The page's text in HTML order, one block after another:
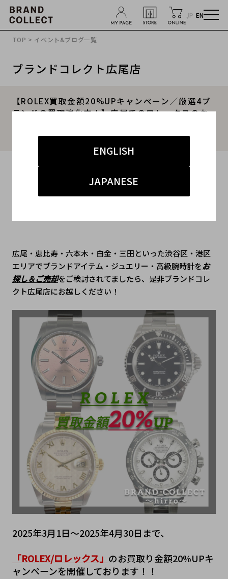
JP EN
ENGLISH
JAPANESE
TOP > イベント&ブログ一覧
ブランドコレクト広尾店
【ROLEX買取金額20%UPキャンペーン／厳選4ブ
ランドの買取強化中！】広尾でのロレックスのお
新入荷情報をお届けいたします！
2025.03.11
#ロレックス #買取 #広尾 ハイブランド
広尾・恵比寿・六本木・白金・三田といった渋谷区・港区
エリアでブランドアイテム・ジュエリー・高級腕時計をお
探し＆ご売却をご検討されてましたら、是非ブランドコレ
クト広尾店にお越しください！
2025年3月1日～2025年4月30日まで、
「ROLEX/ロレックス」 のお買取り金額20%UPキ
ャンペーンを開催しております！！